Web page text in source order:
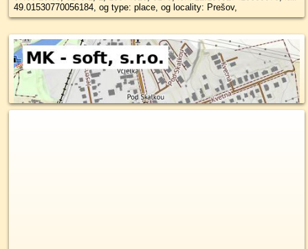
49.01530770056184, og type: place, og locality: Prešov,